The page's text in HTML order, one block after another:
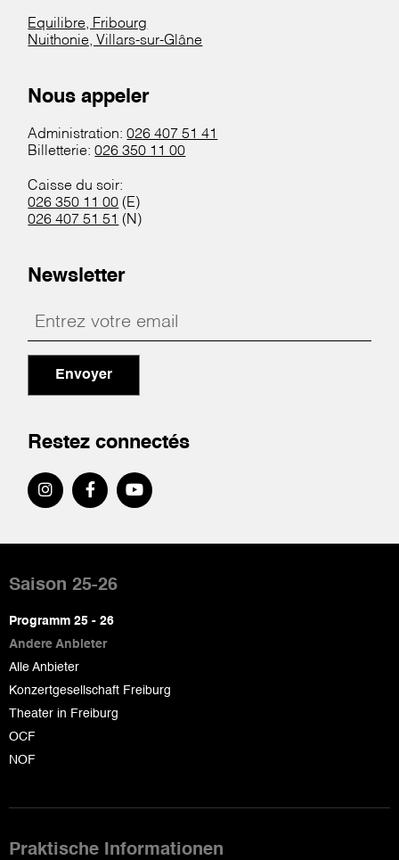
Equilibre, Fribourg
Nuithonie, Villars-sur-Glâne
Nous appeler
Administration:026 407 51 41
Billetterie:026 350 11 00
Caisse du soir:
026 350 11 00 (E)
026 407 51 51 (N)
Newsletter
Envoyer
Restez connectés
de
page
Saison 25-26
Programm 25 - 26
Andere Anbieter
Alle Anbieter
Konzertgesellschaft Freiburg
Theater in Freiburg
OCF
NOF
Praktische Informationen